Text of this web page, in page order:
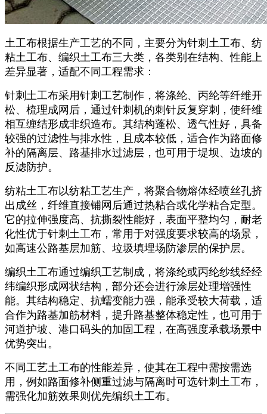
土工布根据生产工艺的不同，主要分为针刺土工布、纺
粘土工布、编织土工布三大类，各类别在结构、性能上
差异显著，适配不同工程需求：
针刺土工布采用针刺工艺制作，将涤纶、丙纶等纤维开
松、梳理成网后，通过针刺机的刺针反复穿刺，使纤维
相互缠结形成非织造布。其结构蓬松、透气性好，具备
较强的过滤性与排水性，且成本较低，适合作为路面修
补的隔离层、路基排水过滤层，也可用于堤坝、边坡的
反滤防护。
纺粘土工布以纺粘工艺生产，将聚合物熔体经喷丝孔挤
出成丝，纤维直接铺网后通过热粘合或化学粘合定型。
它的拉伸强度高、抗撕裂性能好，表面平整均匀，耐老
化性优于针刺土工布，常用于对强度要求较高的场景，
如高速公路基层加筋、垃圾填埋场防渗层的保护层。
编织土工布通过编织工艺制成，将涤纶或丙纶纱线经经
纬编织形成网状结构，部分还会进行涂层处理增强性
能。其结构稳定、抗蠕变能力强，能承受较大荷载，适
合作为路基加筋材料，提升路基整体稳定性，也可用于
河道护坡、港口码头的加固工程，在高强度承载场景中
优势突出。
不同工艺土工布的性能差异，使其在工程中需按需选
用，例如路面修补侧重过滤与隔离时可选针刺土工布，
需强化加筋效果则优先编织土工布。